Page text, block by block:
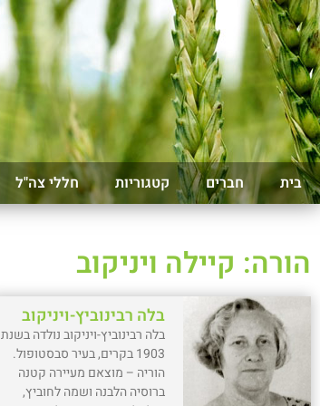
בית חברים קטגוריות חללי צה"ל
הורה: קיילה ויניקוב
בלה רבינוביץ-ויניקוב
בלה רבינוביץ-ויניקוב נולדה בשנת
1903 בקרים, בעיר סבסטופול.
הוריה – מוצאם מעיירה קטנה
ברוסיה הלבנה ושמה לחוביץ,